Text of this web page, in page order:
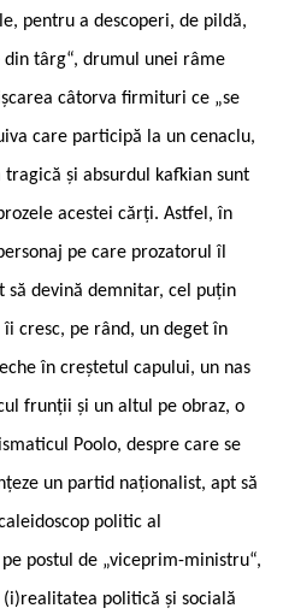
pentru a descoperi, de pildă,
târg“, drumul unei râme
câtorva firmituri ce „se
care participă la un cenaclu,
tragică și absurdul kafkian sunt
acestei cărți. Astfel, în
pe care prozatorul îl
să devină demnitar, cel puțin
cresc, pe rând, un deget în
în creștetul capului, un nas
frunții și un altul pe obraz, o
Poolo, despre care se
un partid naționalist, apt să
politic al
postul de „viceprim-ministru“,
politică și socială